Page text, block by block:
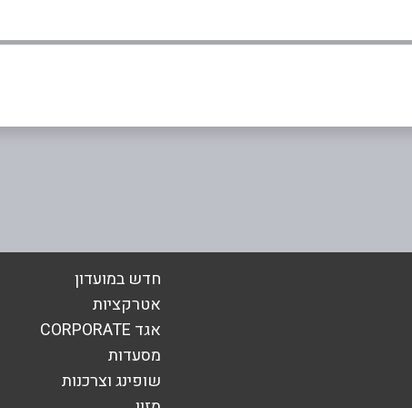
אימייל*
חדש במועדון
אטרקציות
אגד CORPORATE
מסעדות
שופינג וצרכנות